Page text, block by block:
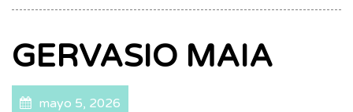
GERVASIO MAIA
mayo 5, 2026